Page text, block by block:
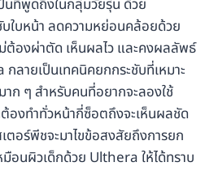
นที่พูดถึงในกลุ่มวัยรุ่น ด้วย
ใบหน้า ลดความหย่อนคล้อยด้วย
องผ่าตัด เห็นผลไว และคงผลลัพธ์
ลายเป็นเทคนิคยกกระชับที่เหมาะ
ก ๆ สำหรับคนที่อยากจะลองใช้
องทำทั่วหน้ากี่ซ็อตถึงจะเห็นผลชัด
ตอร์พีชจะมาไขข้อสงสัยถึงการยก
มือนผิวเด็กด้วย Ulthera ให้ได้ทราบ